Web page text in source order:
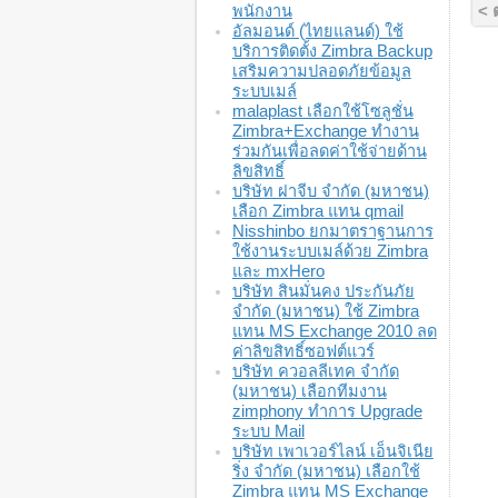
พนักงาน
อัลมอนด์ (ไทยแลนด์) ใช้
บริการติดตั้ง Zimbra Backup
เสริมความปลอดภัยข้อมูล
ระบบเมล์
malaplast เลือกใช้โซลูชั่น
Zimbra+Exchange ทำงาน
ร่วมกันเพื่อลดค่าใช้จ่ายด้าน
ลิขสิทธิ์
บริษัท ฝาจีบ จำกัด (มหาชน)
เลือก Zimbra แทน qmail
Nisshinbo ยกมาตราฐานการ
ใช้งานระบบเมล์ด้วย Zimbra
และ mxHero
บริษัท สินมั่นคง ประกันภัย
จำกัด (มหาชน) ใช้ Zimbra
แทน MS Exchange 2010 ลด
ค่าลิขสิทธิ์ซอฟต์แวร์
บริษัท ควอลลีเทค จำกัด
(มหาชน) เลือกทีมงาน
zimphony ทำการ Upgrade
ระบบ Mail
บริษัท เพาเวอร์ไลน์ เอ็นจิเนีย
ริ่ง จำกัด (มหาชน) เลือกใช้
Zimbra แทน MS Exchange
<